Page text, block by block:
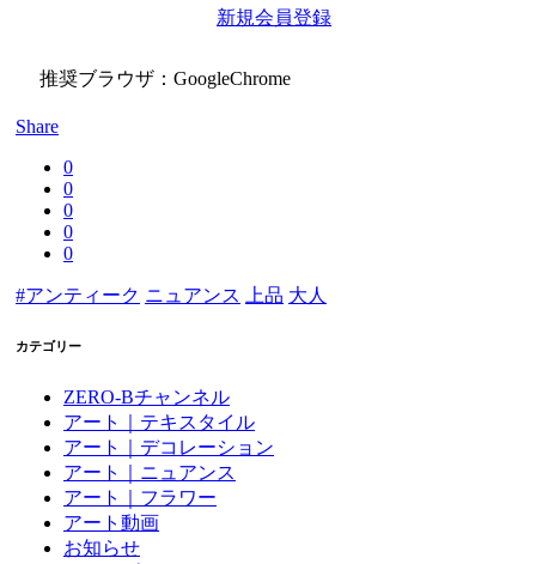
新規会員登録
推奨ブラウザ：GoogleChrome
Share
0
0
0
0
0
#アンティーク ニュアンス 上品 大人
カテゴリー
ZERO-Bチャンネル
アート｜テキスタイル
アート｜デコレーション
アート｜ニュアンス
アート｜フラワー
アート動画
お知らせ